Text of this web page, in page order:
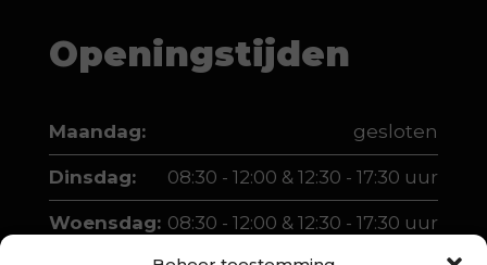
Openingstijden
Maandag: gesloten
Dinsdag: 08:30 - 12:00 & 12:30 - 17:30 uur
Woensdag: 08:30 - 12:00 & 12:30 - 17:30 uur